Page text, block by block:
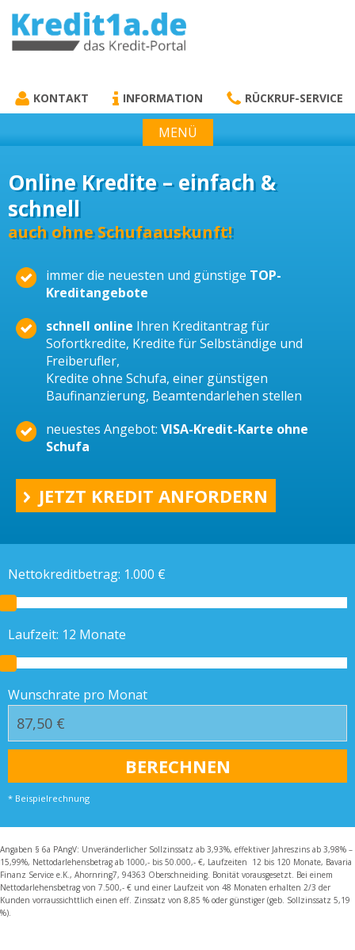
KREDIT1A.DE
KONTAKT INFORMATION RÜCKRUF-SERVICE
MENÜ
Online Kredite – einfach &
schnell
auch ohne Schufaauskunft!
immer die neuesten und günstige TOP-
Kreditangebote
schnell online Ihren Kreditantrag für
Sofortkredite, Kredite für Selbständige und
Freiberufler,
Kredite ohne Schufa, einer günstigen
Baufinanzierung, Beamtendarlehen stellen
neuestes Angebot: VISA-Kredit-Karte ohne
Schufa
JETZT KREDIT ANFORDERN
Nettokreditbetrag: 1.000 €
Laufzeit: 12 Monate
Wunschrate pro Monat
* Beispielrechnung
Angaben § 6a PAngV: Unveränderlicher Sollzinssatz ab 3,93%, effektiver Jahreszins ab 3,98% –
15,99%, Nettodarlehensbetrag ab 1000,- bis 50.000,- €, Laufzeiten 12 bis 120 Monate, Bavaria
Finanz Service e.K., Ahornring7, 94363 Oberschneiding. Bonität vorausgesetzt. Bei einem
Nettodarlehensbetrag von 7.500,- € und einer Laufzeit von 48 Monaten erhalten 2/3 der
Kunden vorraussichttlich einen eff. Zinssatz von 8,85 % oder günstiger (geb. Sollzinssatz 5,19
%).